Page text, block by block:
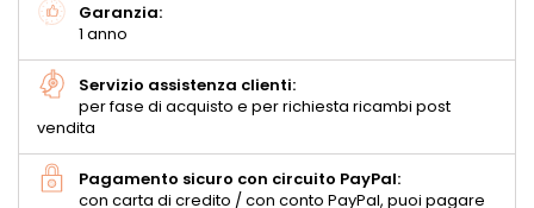
Garanzia:
1 anno
Servizio assistenza clienti:
per fase di acquisto e per richiesta ricambi post
vendita
Pagamento sicuro con circuito PayPal:
con carta di credito / con conto PayPal, puoi pagare